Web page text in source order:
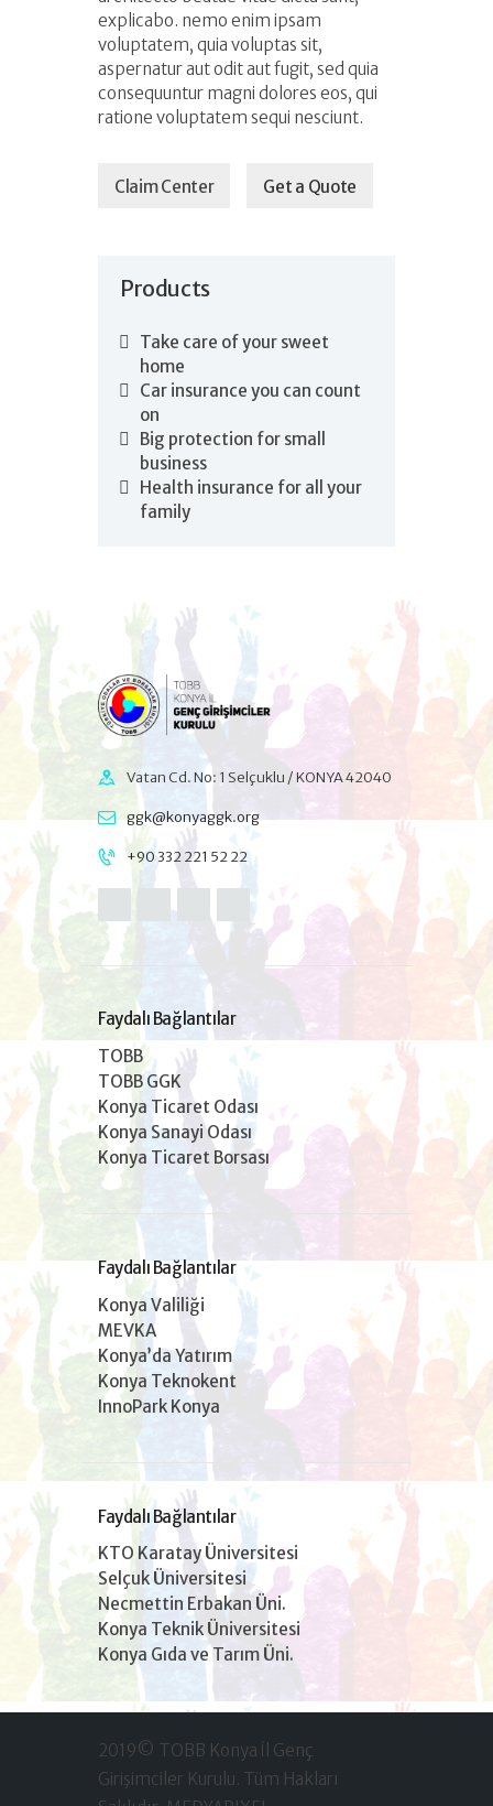
explicabo. nemo enim ipsam
voluptatem, quia voluptas sit,
aspernatur aut odit aut fugit, sed quia
consequuntur magni dolores eos, qui
ratione voluptatem sequi nesciunt.
Claim Center Get a Quote
Products
Take care of your sweet
home
Car insurance you can count
on
Big protection for small
business
Health insurance for all your
family
Vatan Cd. No: 1 Selçuklu / KONYA 42040
ggk@konyaggk.org
+90 332 221 52 22
Faydalı Bağlantılar
TOBB
TOBB GGK
Konya Ticaret Odası
Konya Sanayi Odası
Konya Ticaret Borsası
Faydalı Bağlantılar
Konya Valiliği
MEVKA
Konya’da Yatırım
Konya Teknokent
InnoPark Konya
Faydalı Bağlantılar
KTO Karatay Üniversitesi
Selçuk Üniversitesi
Necmettin Erbakan Üni.
Konya Teknik Üniversitesi
Konya Gıda ve Tarım Üni.
2019© TOBB Konya İl Genç
Girişimciler Kurulu. Tüm Hakları